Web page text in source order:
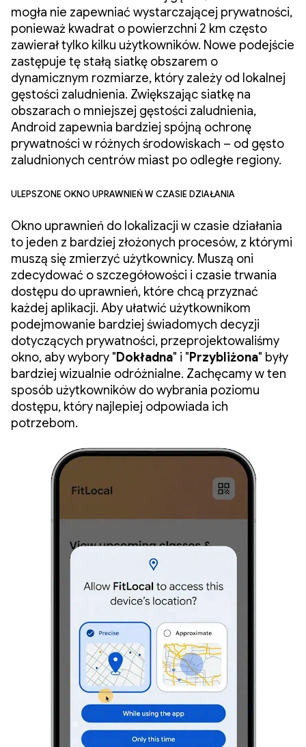
mogła nie zapewniać wystarczającej prywatności,
ponieważ kwadrat o powierzchni 2 km często
zawierał tylko kilku użytkowników. Nowe podejście
zastępuje tę stałą siatkę obszarem o
dynamicznym rozmiarze, który zależy od lokalnej
gęstości zaludnienia. Zwiększając siatkę na
obszarach o mniejszej gęstości zaludnienia,
Android zapewnia bardziej spójną ochronę
prywatności w różnych środowiskach – od gęsto
zaludnionych centrów miast po odległe regiony.
Ulepszone okno uprawnień w czasie działania
Okno uprawnień do lokalizacji w czasie działania
to jeden z bardziej złożonych procesów, z którymi
muszą się zmierzyć użytkownicy. Muszą oni
zdecydować o szczegółowości i czasie trwania
dostępu do uprawnień, które chcą przyznać
każdej aplikacji. Aby ułatwić użytkownikom
podejmowanie bardziej świadomych decyzji
dotyczących prywatności, przeprojektowaliśmy
okno, aby wybory "Dokładna" i "Przybliżona" były
bardziej wizualnie odróżnialne. Zachęcamy w ten
sposób użytkowników do wybrania poziomu
dostępu, który najlepiej odpowiada ich
potrzebom.